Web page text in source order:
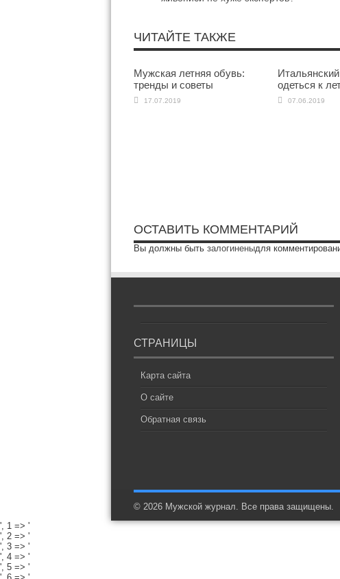
ЧИТАЙТЕ ТАКЖЕ
Мужская летняя обувь:
тренды и советы
17.07.2019
одеться к
07.06.2019
ОСТАВИТЬ КОММЕНТАРИЙ
Вы должны быть залогиненыдля
СТРАНИЦЫ
Карта сайта
О сайте
Обратная связь
© 2026 Мужской журнал. Все права защищены.
', 1 => '
', 2 => '
', 3 => '
', 4 => '
', 5 => '